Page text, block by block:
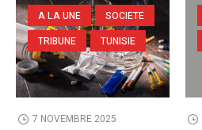
A LA UNE
SOCIETE
TRIBUNE
TUNISIE
7 NOVEMBRE 2025